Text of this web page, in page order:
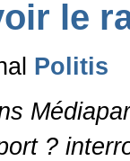
le
Politis
?